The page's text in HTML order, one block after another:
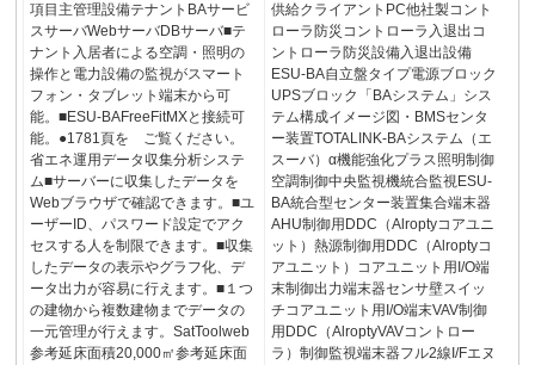
項目主管理設備テナントBAサービ
スサーバWebサーバDBサーバ■テ
ナント入居者による空調・照明の
操作と電力設備の監視がスマート
フォン・タブレット端末から可
能。■ESU-BAFreeFitMXと接続可
能。●1781頁を ご覧ください。
省エネ運用データ収集分析システ
ム■サーバーに収集したデータを
Webブラウザで確認できます。■ユ
ーザーID、パスワード設定でアク
セスする人を制限できます。■収集
したデータの表示やグラフ化、デ
ータ出力が容易に行えます。■１つ
の建物から複数建物までデータの
一元管理が行えます。SatToolweb
参考延床面積20,000㎡参考延床面
供給クライアントPC他社製コント
ローラ防災コントローラ入退出コ
ントローラ防災設備入退出設備
ESU-BA自立盤タイプ電源ブロック
UPSブロック「BAシステム」シス
テム構成イメージ図・BMSセンタ
ー装置TOTALINK-BAシステム（エ
スーバ）α機能強化プラス照明制御
空調制御中央監視機統合監視ESU-
BA統合型センター装置集合端末器
AHU制御用DDC（Alroptyコアユニ
ット）熱源制御用DDC（Alroptyコ
アユニット）コアユニット用I/O端
末制御出力端末器センサ壁スイッ
チコアユニット用I/O端末VAV制御
用DDC（AlroptyVAVコントロー
ラ）制御監視端末器フル2線I/Fエヌ